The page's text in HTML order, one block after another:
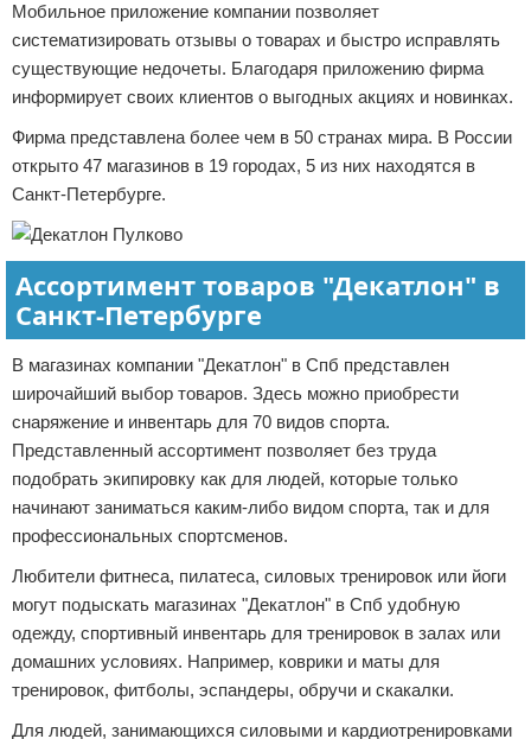
Мобильное приложение компании позволяет
систематизировать отзывы о товарах и быстро исправлять
существующие недочеты. Благодаря приложению фирма
информирует своих клиентов о выгодных акциях и новинках.
Фирма представлена более чем в 50 странах мира. В России
открыто 47 магазинов в 19 городах, 5 из них находятся в
Санкт-Петербурге.
Ассортимент товаров "Декатлон" в
Санкт-Петербурге
В магазинах компании "Декатлон" в Спб представлен
широчайший выбор товаров. Здесь можно приобрести
снаряжение и инвентарь для 70 видов спорта.
Представленный ассортимент позволяет без труда
подобрать экипировку как для людей, которые только
начинают заниматься каким-либо видом спорта, так и для
профессиональных спортсменов.
Любители фитнеса, пилатеса, силовых тренировок или йоги
могут подыскать магазинах "Декатлон" в Спб удобную
одежду, спортивный инвентарь для тренировок в залах или
домашних условиях. Например, коврики и маты для
тренировок, фитболы, эспандеры, обручи и скакалки.
Для людей, занимающихся силовыми и кардиотренировками